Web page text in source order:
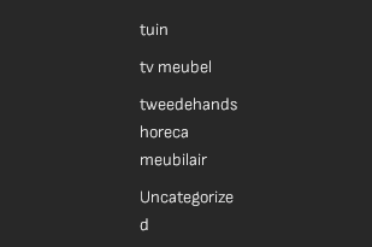
tuin
tv meubel
tweedehands
horeca
meubilair
Uncategorize
d